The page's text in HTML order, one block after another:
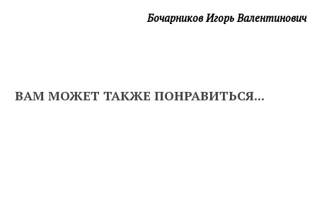
Бочарников Игорь Валентинович
ВАМ МОЖЕТ ТАКЖЕ ПОНРАВИТЬСЯ...